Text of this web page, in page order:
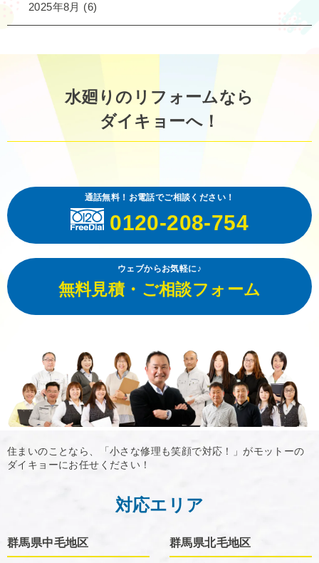
2025年8月 (6)
水廻りのリフォームなら
ダイキョーへ！
通話無料！お電話でご相談ください！
0120-208-754
ウェブからお気軽に♪
無料見積・ご相談フォーム
住まいのことなら、「小さな修理も笑顔で対応！」がモットーの
ダイキョーにお任せください！
対応エリア
群馬県中毛地区 群馬県北毛地区